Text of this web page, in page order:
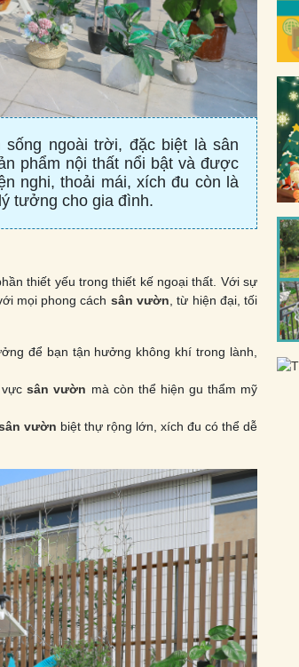
ngoài trời, đặc biệt là sân
phẩm nội thất nổi bật và được
nghi, thoải mái, xích đu còn là
tưởng cho gia đình.
thiết yếu trong thiết kế ngoại thất. Với sự
mọi phong cách sân vườn, từ hiện đại, tối
để bạn tận hưởng không khí trong lành,
vựcsân vườn mà còn thể hiện gu thẩm mỹ
vườn biệt thự rộng lớn, xích đu có thể dễ